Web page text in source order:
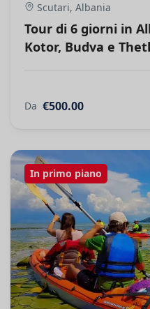
Scutari, Albania
Tour di 6 giorni in
Kotor, Budva e
Da €500.00
In primo piano